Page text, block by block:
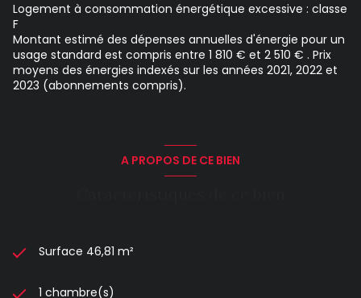
Logement à consommation énergétique excessive : classe
F
Montant estimé des dépenses annuelles d'énergie pour un
usage standard est compris entre 1 810 € et 2 510 € . Prix
moyens des énergies indexés sur les années 2021, 2022 et
2023 (abonnements compris).
A PROPOS DE CE BIEN
Surface 46,81 m²
1 chambre(s)